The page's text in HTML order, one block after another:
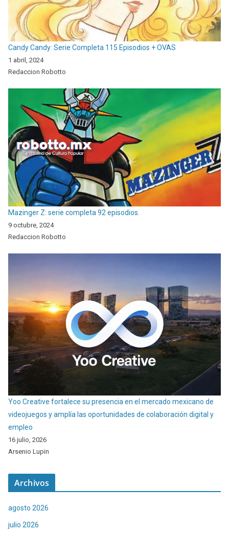
Candy Candy: Serie Completa 115 Episodios + OVAS
1 abril, 2024
Redaccion Robotto
Mazinger Z: serie completa 92 episodios.
9 octubre, 2024
Redaccion Robotto
Yoo Creative fortalece su presencia en el mercado mexicano de
videojuegos y amplía las oportunidades de colaboración digital y
empleo
16 julio, 2026
Arsenio Lupin
Archivos
agosto 2026
julio 2026